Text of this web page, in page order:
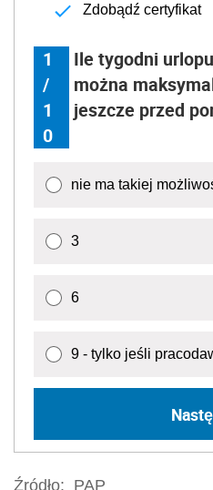
Zdobądź certyfikat
1
/
1
0
Ile tygodni
można
jeszcze przed
nie ma takiej
3
6
9 - tylko jeśli
Źródło: PAP